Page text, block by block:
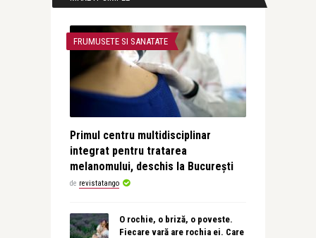
FRUMUSETE SI SANATATE
Primul centru multidisciplinar
integrat pentru tratarea
melanomului, deschis la București
de revistatango
O rochie, o briză, o poveste.
Fiecare vară are rochia ei. Care